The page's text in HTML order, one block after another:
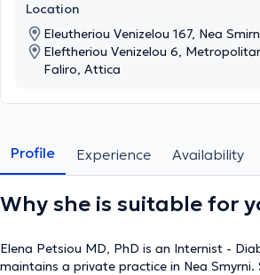
Location
Eleutheriou Venizelou 167, Nea
Eleftheriou Venizelou 6,
Faliro, Attica
Profile Experience Availability
Why she is suitable for
Elena Petsiou MD, PhD is an Internist -
maintains a private practice in Nea